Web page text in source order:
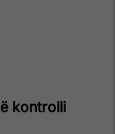
kontrolli